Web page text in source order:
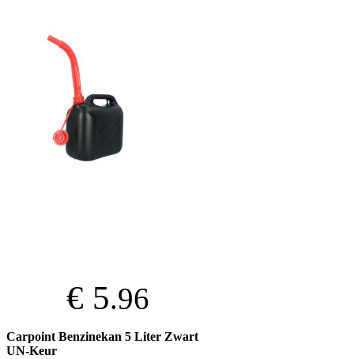
€ 5.96
Carpoint Benzinekan 5 Liter Zwart
UN-Keur